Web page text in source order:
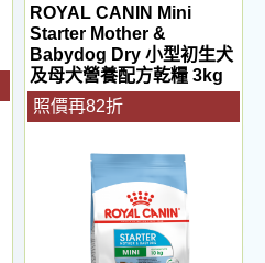
ROYAL CANIN Mini
Starter Mother &
Babydog Dry 小型初生犬
及母犬營養配方乾糧 3kg
照價再82折